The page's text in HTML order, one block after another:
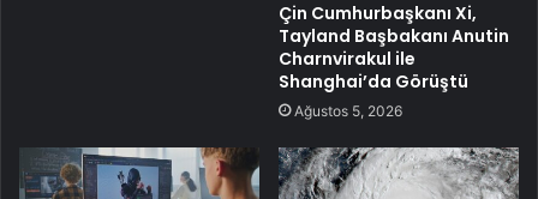
Çin Cumhurbaşkanı Xi,
Tayland Başbakanı Anutin
Charnvirakul ile
Shanghai’da Görüştü
Ağustos 5, 2026